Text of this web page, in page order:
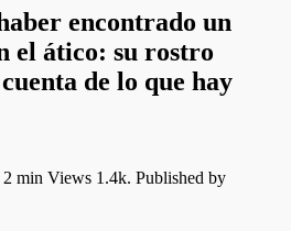
encontrado un
el ático: su rostro
de lo que hay
2 min Views 1.4k. Published by